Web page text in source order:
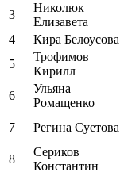
3
Николюк
Елизавета
4
Кира Белоусова
5
Трофимов
Кирилл
6
Ульяна
Ромащенко
7 Регина Суетова
8
Сериков
Константин